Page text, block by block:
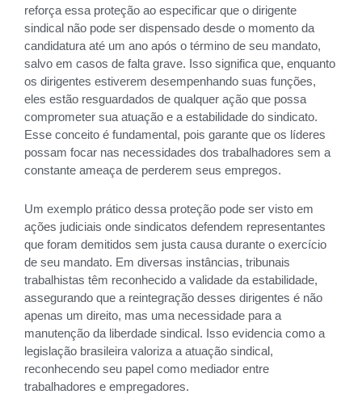
reforça essa proteção ao especificar que o dirigente
sindical não pode ser dispensado desde o momento da
candidatura até um ano após o término de seu mandato,
salvo em casos de falta grave. Isso significa que, enquanto
os dirigentes estiverem desempenhando suas funções,
eles estão resguardados de qualquer ação que possa
comprometer sua atuação e a estabilidade do sindicato.
Esse conceito é fundamental, pois garante que os líderes
possam focar nas necessidades dos trabalhadores sem a
constante ameaça de perderem seus empregos.
Um exemplo prático dessa proteção pode ser visto em
ações judiciais onde sindicatos defendem representantes
que foram demitidos sem justa causa durante o exercício
de seu mandato. Em diversas instâncias, tribunais
trabalhistas têm reconhecido a validade da estabilidade,
assegurando que a reintegração desses dirigentes é não
apenas um direito, mas uma necessidade para a
manutenção da liberdade sindical. Isso evidencia como a
legislação brasileira valoriza a atuação sindical,
reconhecendo seu papel como mediador entre
trabalhadores e empregadores.